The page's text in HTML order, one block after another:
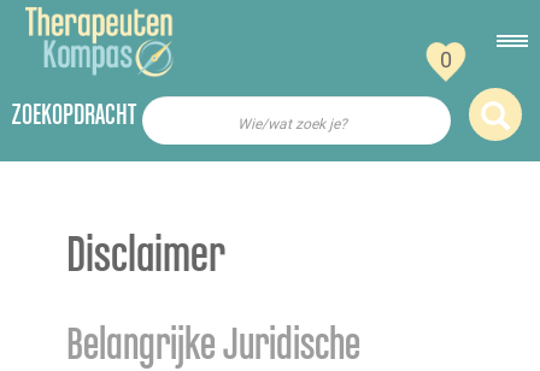
0
ZOEKOPDRACHT Wie/wat zoek je?
Disclaimer
Belangrijke Juridische